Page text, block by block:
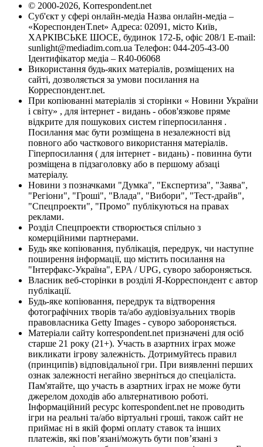
© 2000-2026, Korrespondent.net
Суб'єкт у сфері онлайн-медіа Назва онлайн-медіа –
«КореспонденТ.net» Адреса: 02091, місто Київ,
ХАРКІВСЬКЕ ШОСЕ, будинок 172-Б, офіс 208/1 E-mail:
sunlight@mediadim.com.ua Телефон: 044-205-43-00
Ідентифікатор медіа – R40-06068
Використання будь-яких матеріалів, розміщених на
сайті, дозволяється за умови посилання на
Корреспондент.net.
При копіюванні матеріалів зі сторінки « Новини України
і світу» , для інтернет - видань - обов'язкове пряме
відкрите для пошукових систем гіперпосилання .
Посилання має бути розміщена в незалежності від
повного або часткового використання матеріалів.
Гіперпосилання ( для інтернет - видань) - повинна бути
розміщена в підзаголовку або в першому абзаці
матеріалу.
Новини з позначками "Думка", "Експертиза", "Заява",
"Регіони", "Гроші", "Влада", "Вибори", "Тест-драйв",
"Спецпроекти", "Промо" публікуються на правах
реклами.
Розділ Спецпроекти створюється спільно з
комерційними партнерами.
Будь яке копіювання, публікація, передрук, чи наступне
поширення інформації, що містить посилання на
"Інтерфакс-Україна", EPA / UPG, суворо забороняється.
Власник веб-сторінки в розділі Я-Корреспондент є автор
публікації.
Будь-яке копіювання, передрук та відтворення
фотографічних творів та/або аудіовізуальних творів
правовласника Getty Images - суворо забороняється.
Матеріали сайту korrespondent.net призначені для осіб
старше 21 року (21+). Участь в азартних іграх може
викликати ігрову залежність. Дотримуйтесь правил
(принципів) відповідальної гри. При виявленні перших
ознак залежності негайно зверніться до спеціаліста.
Пам'ятайте, що участь в азартних іграх не може бути
джерелом доходів або альтернативою роботі.
Інформаційний ресурс korrespondent.net не проводить
ігри на реальні та/або віртуальні гроші, також сайт не
приймає ні в якій формі оплату ставок та інших
платежів, які пов’язані/можуть бути пов’язані з